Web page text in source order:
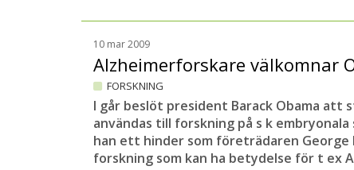
10 mar 2009
Alzheimerforskare välkomnar
FORSKNING
I går beslöt president Barack Obama att
användas till forskning på s k
han ett hinder som företrädaren George
forskning som kan ha betydelse för t ex